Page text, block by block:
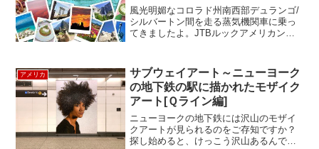
風光明媚なコロラド州南西部デュランゴ/
シルバートン間を走る蒸気機関車に乗っ
てきましたよ。JTBルックアメリカンで
シルバートン狭軌鉄道の旅。その1】でデ
ュランゴの駅...
アメリカ
サブウェイアート～ニューヨーク
の地下鉄の駅に描かれたモザイク
アート[Ｑライン編]
ニューヨークの地下鉄には沢山のモザイ
クアートが見られるのをご存知ですか？
探し始めると、けっこう沢山あるんで